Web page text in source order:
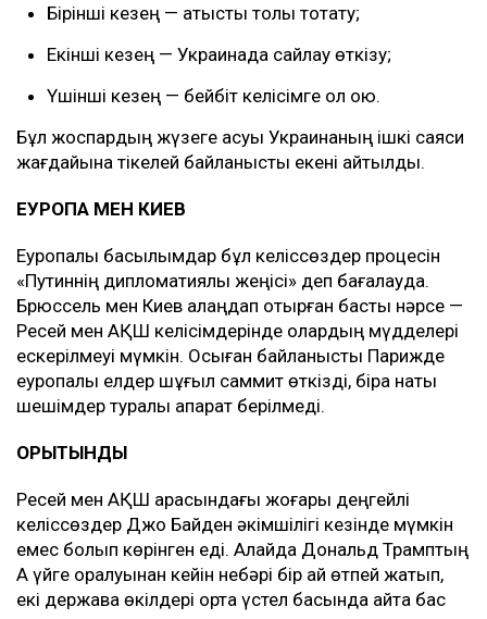
Бірінші кезең — атысты толық тоқтату;
Екінші кезең — Украинада сайлау өткізу;
Үшінші кезең — бейбіт келісімге қол қою.
Бұл жоспардың жүзеге асуы Украинаның ішкі саяси
жағдайына тікелей байланысты екені айтылды.
ЕУРОПА МЕН КИЕВ
Еуропалық басылымдар бұл келіссөздер процесін
«Путиннің дипломатиялық жеңісі» деп бағалауда.
Брюссель мен Киев алаңдап отырған басты нәрсе —
Ресей мен АҚШ келісімдерінде олардың мүдделері
ескерілмеуі мүмкін. Осыған байланысты Парижде
еуропалық елдер шұғыл саммит өткізді, бірақ нақты
шешімдер туралы ақпарат берілмеді.
ҚОРЫТЫНДЫ
Ресей мен АҚШ арасындағы жоғары деңгейлі
келіссөздер Джо Байден әкімшілігі кезінде мүмкін
емес болып көрінген еді. Алайда Дональд Трамптың
Ақ үйге оралуынан кейін небәрі бір ай өтпей жатып,
екі держава өкілдері ортақ үстел басында қайта бас